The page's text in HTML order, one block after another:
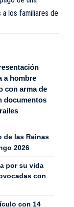
a los familiares de
a hombre
con arma de
documentos
de las Reinas
2026
por su vida
con
con 14